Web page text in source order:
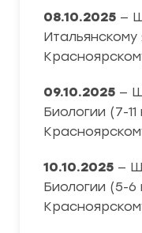
08.10.2025 —
Итальянскому
09.10.2025 —
Биологии (7-
10.10.2025 —
Биологии (5-6